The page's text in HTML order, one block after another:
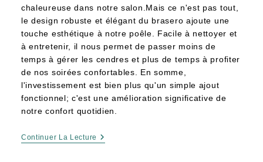
chaleureuse dans notre salon.Mais ce n'est pas tout,
le design robuste et élégant du brasero ajoute une
touche esthétique à notre poêle. Facile à nettoyer et
à entretenir, il nous permet de passer moins de
temps à gérer les cendres et plus de temps à profiter
de nos soirées confortables. En somme,
l'investissement est bien plus qu'un simple ajout
fonctionnel; c'est une amélioration significative de
notre confort quotidien.
Continuer La Lecture